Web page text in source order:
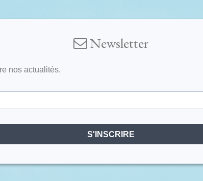
Newsletter
nos actualités.
S'INSCRIRE